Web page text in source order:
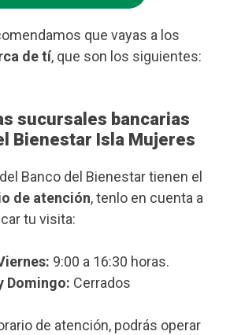
que vayas a los
de tí, que son los siguientes:
sucursales bancarias
Bienestar Isla Mujeres
Banco del Bienestar tienen el
de atención, tenlo en cuenta a
tu visita:
9:00 a 16:30 horas.
Domingo: Cerrados
de atención, podrás operar